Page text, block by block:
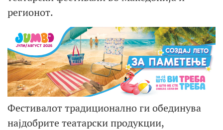
регионот.
Фестивалот традиционално ги обединува
најдобрите театарски продукции,